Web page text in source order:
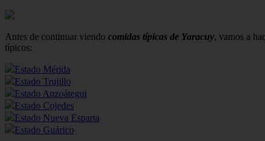
Antes de continuar viendo comidas típicas de Yaracuy, vamos a
típicos:
Estado Mérida
Estado Trujillo
Estado Anzoátegui
Estado Cojedes
Estado Nueva Esparta
Estado Guárico